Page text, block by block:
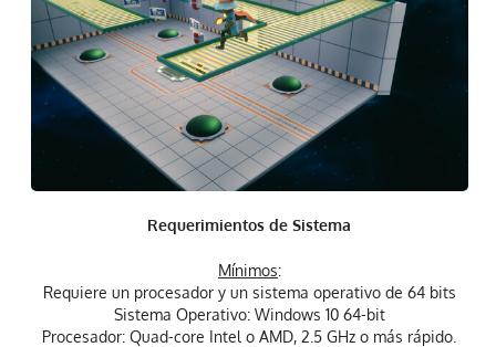
Requerimientos de Sistema
Mínimos:
Requiere un procesador y un sistema operativo de 64 bits
Sistema Operativo: Windows 10 64-bit
Procesador: Quad-core Intel o AMD, 2.5 GHz o más rápido.